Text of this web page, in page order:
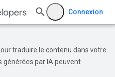
Connexion
traduire le contenu dans votre
générées par IA peuvent